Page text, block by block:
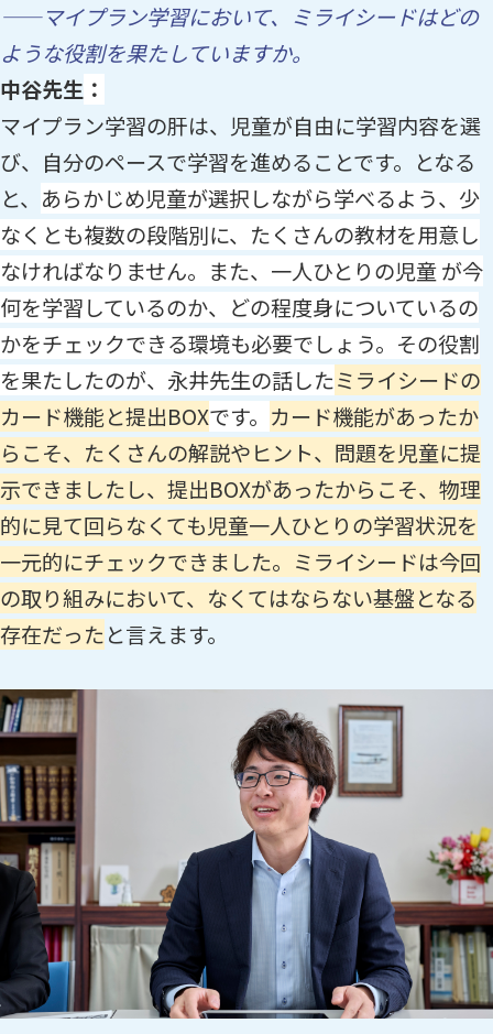
——マイプラン学習において、ミライシードはどの
ような役割を果たしていますか。
中谷先生 ：
マイプラン学習の肝は、児童が自由に学習内容を選
び、自分のペースで学習を進めることです。となる
と、 あらかじめ児童が選択しながら学べるよう、少
なくとも複数の段階別に、たくさんの教材を用意し
なければなりません。また、一人ひとりの児童 が今
何を学習しているのか、どの程度身についているの
かをチェックできる環境も必要でしょう。その役割
を果たしたのが、永井先生の話したミライシードの
カード機能と提出BOXです。 カード機能があったか
らこそ、たくさんの解説やヒント、問題を児童に提
示できましたし、提出BOXがあったからこそ、物理
的に見て回らなくても児童一人ひとりの学習状況を
一元的にチェックできました。ミライシードは今回
の取り組みにおいて、なくてはならない基盤となる
存在だったと言えます。